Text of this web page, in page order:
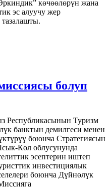
көчөөлөрүн жана
эс алуучу жер
болуп
Республикасынын Туризм
банктын демилгеси менен
боюнча Стратегиясын
Көл облусунунда
эсептерин иштеп
инвестициялык
боюнча Дүйнөлүк